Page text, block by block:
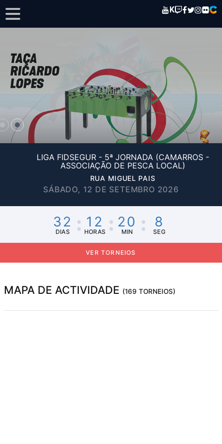
K
LIGA FIDSEGUR - 5ª JORNADA (CAMARROS -
ASSOCIAÇÃO DE PESCA LOCAL)
RUA MIGUEL PAIS
SÁBADO, 12 DE SETEMBRO 2026
32
DIAS
12
HORAS
20
MIN
8
SEG
VER TORNEIOS
MAPA DE ACTIVIDADE (169 TORNEIOS)